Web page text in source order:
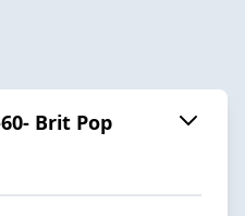
Brit Pop